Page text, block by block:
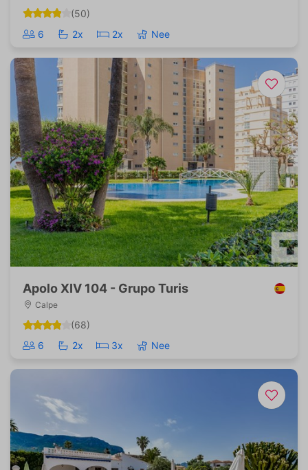
(50)
6
2x 2x Nee
Apolo XIV 104 - Grupo Turis
Calpe
(68)
6
2x 3x Nee